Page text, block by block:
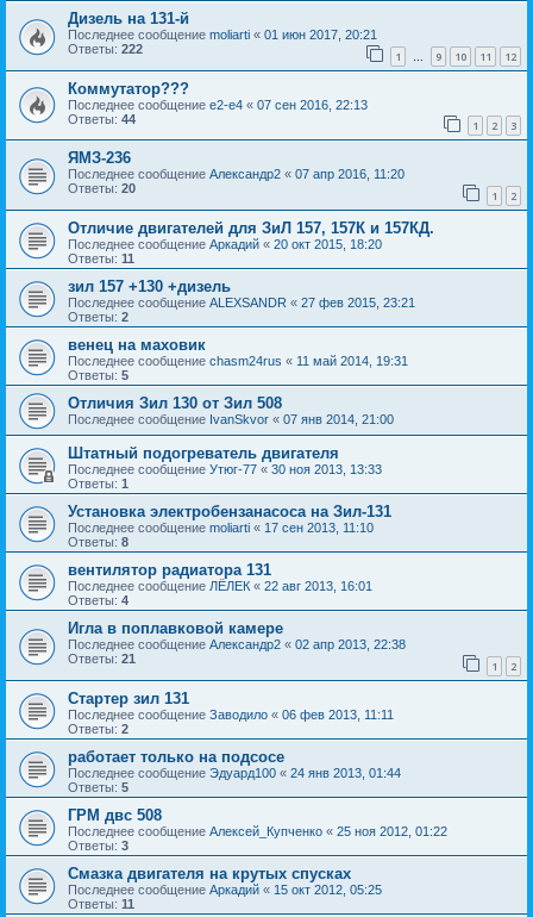
Дизель на 131-й
Последнее сообщение moliarti « 01 июн 2017, 20:21
Ответы: 222 1 … 9 10 11 12
Коммутатор???
Последнее сообщение e2-e4 « 07 сен 2016, 22:13
Ответы: 44 1 2 3
ЯМЗ-236
Последнее сообщение Александр2 « 07 апр 2016, 11:20
Ответы: 20 1 2
Отличие двигателей для ЗиЛ 157, 157К и 157КД.
Последнее сообщение Аркадий « 20 окт 2015, 18:20
Ответы: 11
зил 157 +130 +дизель
Последнее сообщение ALEXSANDR « 27 фев 2015, 23:21
Ответы: 2
венец на маховик
Последнее сообщение chasm24rus « 11 май 2014, 19:31
Ответы: 5
Отличия Зил 130 от Зил 508
Последнее сообщение IvanSkvor « 07 янв 2014, 21:00
Штатный подогреватель двигателя
Последнее сообщение Утюг-77 « 30 ноя 2013, 13:33
Ответы: 1
Установка электробензанасоса на Зил-131
Последнее сообщение moliarti « 17 сен 2013, 11:10
Ответы: 8
вентилятор радиатора 131
Последнее сообщение ЛЁЛЕК « 22 авг 2013, 16:01
Ответы: 4
Игла в поплавковой камере
Последнее сообщение Александр2 « 02 апр 2013, 22:38
Ответы: 21 1 2
Стартер зил 131
Последнее сообщение Заводило « 06 фев 2013, 11:11
Ответы: 2
работает только на подсосе
Последнее сообщение Эдуард100 « 24 янв 2013, 01:44
Ответы: 5
ГРМ двс 508
Последнее сообщение Алексей_Купченко « 25 ноя 2012, 01:22
Ответы: 3
Смазка двигателя на крутых спусках
Последнее сообщение Аркадий « 15 окт 2012, 05:25
Ответы: 11